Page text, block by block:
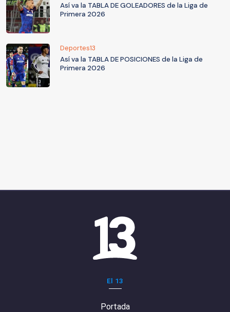
Así va la TABLA DE GOLEADORES de la Liga de
Primera 2026
Deportes13
Así va la TABLA DE POSICIONES de la Liga de
Primera 2026
El 13
Portada